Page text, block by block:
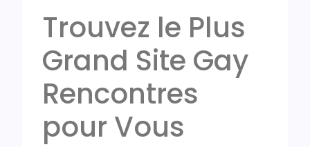
Trouvez le Plus
Grand Site Gay
Rencontres
pour Vous